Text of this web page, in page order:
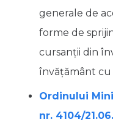
generale de
forme de
cursanţii din
învăţământ cu
Ordinului
nr. 4104/